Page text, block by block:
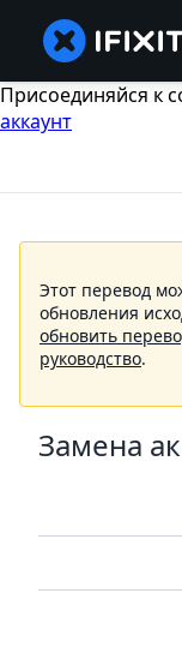
Присоединяйся к
аккаунт
Этот перевод
обновления
обновить
руководство.
Замена